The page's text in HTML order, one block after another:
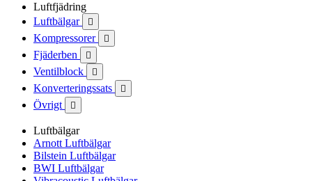
Luftfjädring
Luftbälgar

Kompressorer 
Fjäderben 
Ventilblock 
Konverteringssats 
Övrigt 
Luftbälgar
Arnott Luftbälgar
Bilstein Luftbälgar
BWI Luftbälgar